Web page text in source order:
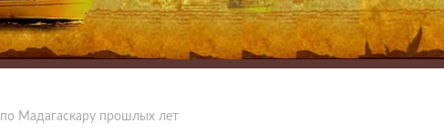
Мадагаскару прошлых лет